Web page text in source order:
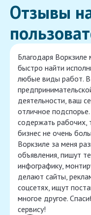
Отзывы
Благодаря Воркзиле
быстро найти
любые виды работ.
деятельности, ваш
отличное
содержать рабочих,
бизнес не очень
Воркзиле за меня
объявления, пишут
инфографику,
делают сайты,
соцсетях, ищут
многое другое.
сервису!